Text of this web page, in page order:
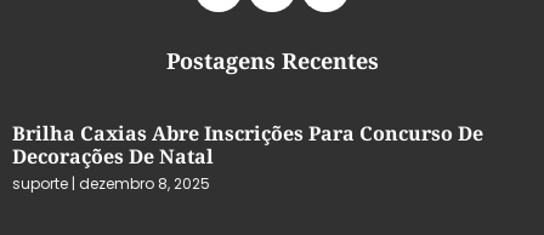
Postagens Recentes
Brilha Caxias Abre Inscrições Para Concurso De
Decorações De Natal
suporte dezembro 8, 2025